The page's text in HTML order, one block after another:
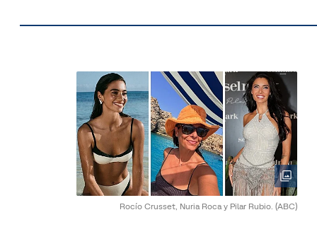
Rocío Crusset, Nuria Roca y Pilar Rubio. (ABC)